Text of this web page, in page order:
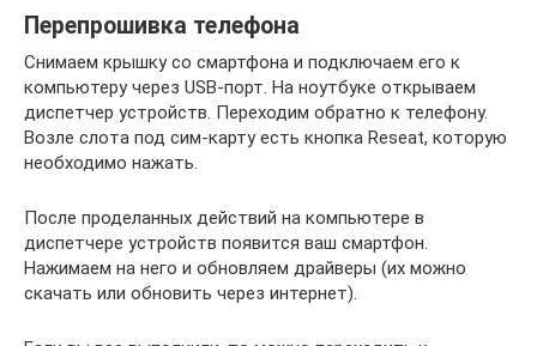
Перепрошивка телефона
Снимаем крышку со смартфона и подключаем его к
компьютеру через USB-порт. На ноутбуке открываем
диспетчер устройств. Переходим обратно к телефону.
Возле слота под сим-карту есть кнопка Reseat, которую
необходимо нажать.
После проделанных действий на компьютере в
диспетчере устройств появится ваш смартфон.
Нажимаем на него и обновляем драйверы (их можно
скачать или обновить через интернет).